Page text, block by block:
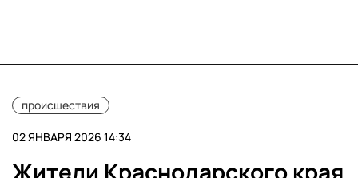
происшествия
02 ЯНВАРЯ 2026 14:34
Жители Краснодарского края